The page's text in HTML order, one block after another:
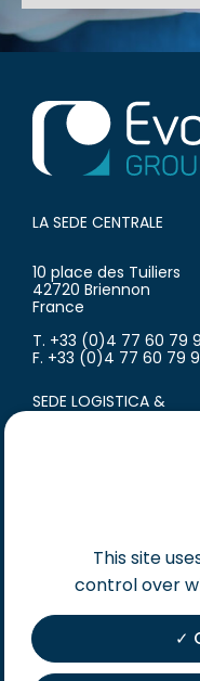
LA SEDE CENTRALE
10 place des Tuiliers
42720 Briennon
France
T. +33 (0)4 77 60 79
F. +33 (0)4 77 60 79
SEDE LOGISTICA &
SITO DI PRODUZIONE
Avviso legales
Condizioni generali
Condizioni generali
This site
control over